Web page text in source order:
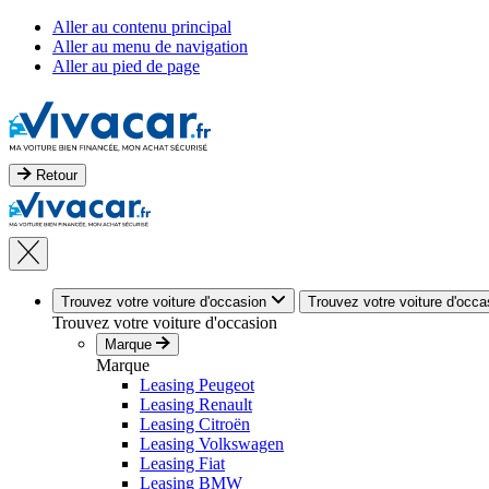
Aller au contenu principal
Aller au menu de navigation
Aller au pied de page
Retour
Trouvez votre voiture d'occasion Trouvez votre voiture
Trouvez votre voiture d'occasion
Marque
Marque
Leasing Peugeot
Leasing Renault
Leasing Citroën
Leasing Volkswagen
Leasing Fiat
Leasing BMW